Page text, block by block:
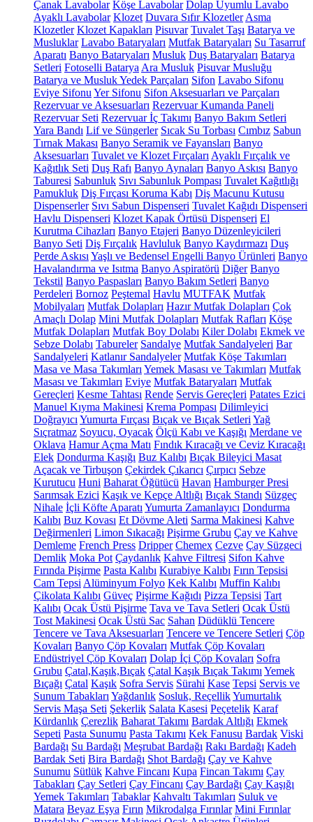
Çanak Lavabolar Köşe Lavabolar Dolap Uyumlu Lavabo
Ayaklı Lavabolar Klozet Duvara Sıfır Klozetler Asma
Klozetler Klozet Kapakları Pisuvar Tuvalet Taşı Batarya ve
Musluklar Lavabo Bataryaları Mutfak Bataryaları Su Tasarruf
Aparatı Banyo Bataryaları Musluk Duş Bataryaları Batarya
Setleri Fotoselli Batarya Ara Musluk Pisuvar Musluğu
Batarya ve Musluk Yedek Parçaları Sifon Lavabo Sifonu
Eviye Sifonu Yer Sifonu Sifon Aksesuarları ve Parçaları
Rezervuar ve Aksesuarları Rezervuar Kumanda Paneli
Rezervuar Seti Rezervuar İç Takımı Banyo Bakım Setleri
Yara Bandı Lif ve Süngerler Sıcak Su Torbası Cımbız Sabun
Tırnak Makası Banyo Seramik ve Fayansları Banyo
Aksesuarları Tuvalet ve Klozet Fırçaları Ayaklı Fırçalık ve
Kağıtlık Seti Duş Rafı Banyo Aynaları Banyo Askısı Banyo
Taburesi Sabunluk Sıvı Sabunluk Pompası Tuvalet Kağıtlığı
Pamukluk Diş Fırçası Koruma Kabı Diş Macunu Kutusu
Dispenserler Sıvı Sabun Dispenseri Tuvalet Kağıdı Dispenseri
Havlu Dispenseri Klozet Kapak Örtüsü Dispenseri El
Kurutma Cihazları Banyo Etajeri Banyo Düzenleyicileri
Banyo Seti Diş Fırçalık Havluluk Banyo Kaydırmazı Duş
Perde Askısı Yaşlı ve Bedensel Engelli Banyo Ürünleri Banyo
Havalandırma ve Isıtma Banyo Aspiratörü Diğer Banyo
Tekstil Banyo Paspasları Banyo Bakım Setleri Banyo
Perdeleri Bornoz Peştemal Havlu MUTFAK Mutfak
Mobilyaları Mutfak Dolapları Hazır Mutfak Dolapları Çok
Amaçlı Dolap Mini Mutfak Dolapları Mutfak Rafları Köşe
Mutfak Dolapları Mutfak Boy Dolabı Kiler Dolabı Ekmek ve
Sebze Dolabı Tabureler Sandalye Mutfak Sandalyeleri Bar
Sandalyeleri Katlanır Sandalyeler Mutfak Köşe Takımları
Masa ve Masa Takımları Yemek Masası ve Takımları Mutfak
Masası ve Takımları Eviye Mutfak Bataryaları Mutfak
Gereçleri Kesme Tahtası Rende Servis Gereçleri Patates Ezici
Manuel Kıyma Makinesi Krema Pompası Dilimleyici
Doğrayıcı Yumurta Fırçası Bıçak ve Bıçak Setleri Yağ
Sıçratmaz Soyucu, Oyacak Ölçü Kabı ve Kaşığı Merdane ve
Oklava Hamur Açma Matı Fındık Kıracağı ve Ceviz Kıracağı
Elek Dondurma Kaşığı Buz Kalıbı Bıçak Bileyici Masat
Açacak ve Tirbuşon Çekirdek Çıkarıcı Çırpıcı Sebze
Kurutucu Huni Baharat Öğütücü Havan Hamburger Presi
Sarımsak Ezici Kaşık ve Kepçe Altlığı Bıçak Standı Süzgeç
Nihale İçli Köfte Aparatı Yumurta Zamanlayıcı Dondurma
Kalıbı Buz Kovası Et Dövme Aleti Sarma Makinesi Kahve
Değirmenleri Limon Sıkacağı Pişirme Grubu Çay ve Kahve
Demleme French Press Dripper Chemex Cezve Çay Süzgeci
Demlik Moka Pot Çaydanlık Kahve Filtresi Sifon Kahve
Fırında Pişirme Pasta Kalıbı Kurabiye Kalıbı Fırın Tepsisi
Cam Tepsi Alüminyum Folyo Kek Kalıbı Muffin Kalıbı
Çikolata Kalıbı Güveç Pişirme Kağıdı Pizza Tepsisi Tart
Kalıbı Ocak Üstü Pişirme Tava ve Tava Setleri Ocak Üstü
Tost Makinesi Ocak Üstü Sac Sahan Düdüklü Tencere
Tencere ve Tava Aksesuarları Tencere ve Tencere Setleri Çöp
Kovaları Banyo Çöp Kovaları Mutfak Çöp Kovaları
Endüstriyel Çöp Kovaları Dolap İçi Çöp Kovaları Sofra
Grubu Çatal,Kaşık,Bıçak Çatal Kaşık Bıçak Takımı Yemek
Bıçağı Çatal Kaşık Sofra Servis Sürahi Kase Tepsi Servis ve
Sunum Tabakları Yağdanlık Sosluk, ReçellikYumurtalık
Servis Maşa Seti Şekerlik Salata Kasesi Peçetelik Karaf
Kürdanlık Çerezlik Baharat Takımı Bardak Altlığı Ekmek
Sepeti Pasta Sunumu Pasta Takımı Kek Fanusu Bardak Viski
Bardağı Su Bardağı Meşrubat Bardağı Rakı Bardağı Kadeh
Bardak Seti Bira Bardağı Shot Bardağı Çay ve Kahve
Sunumu Sütlük Kahve Fincanı Kupa Fincan Takımı Çay
Tabakları Çay Setleri Çay Fincanı Çay Bardağı Çay Kaşığı
Yemek Takımları Tabaklar Kahvaltı Takımları Suluk ve
Matara Beyaz Eşya Fırın Mikrodalga Fırınlar Mini Fırınlar